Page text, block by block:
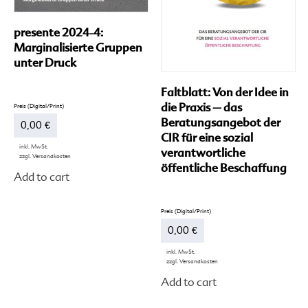
presente 2024-4:
Marginalisierte Gruppen
unter Druck
0,00 €
inkl. MwSt.
zzgl. Versandkosten
Add to cart
Dieses
Varianten
Optionen
können
der
Faltblatt: Von der Idee in
die Praxis – das
Beratungsangebot der
CIR für eine sozial
verantwortliche
öffentliche Beschaffung
0,00 €
inkl. MwSt.
zzgl. Versandkosten
Add to cart